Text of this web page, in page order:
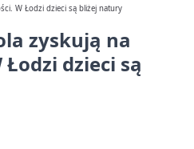
W Łodzi dzieci są bliżej natury
zyskują na
dzieci są